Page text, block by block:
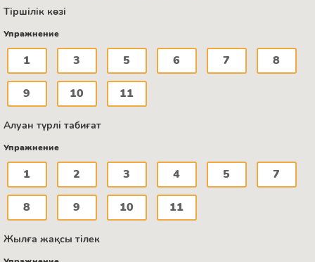
Тіршілік көзі
Упражнение
1 3 5 6 7 8
9 10 11
Алуан түрлі табиғат
Упражнение
1 2 3 4 5 7
8 9 10 11
Жылға жақсы тілек